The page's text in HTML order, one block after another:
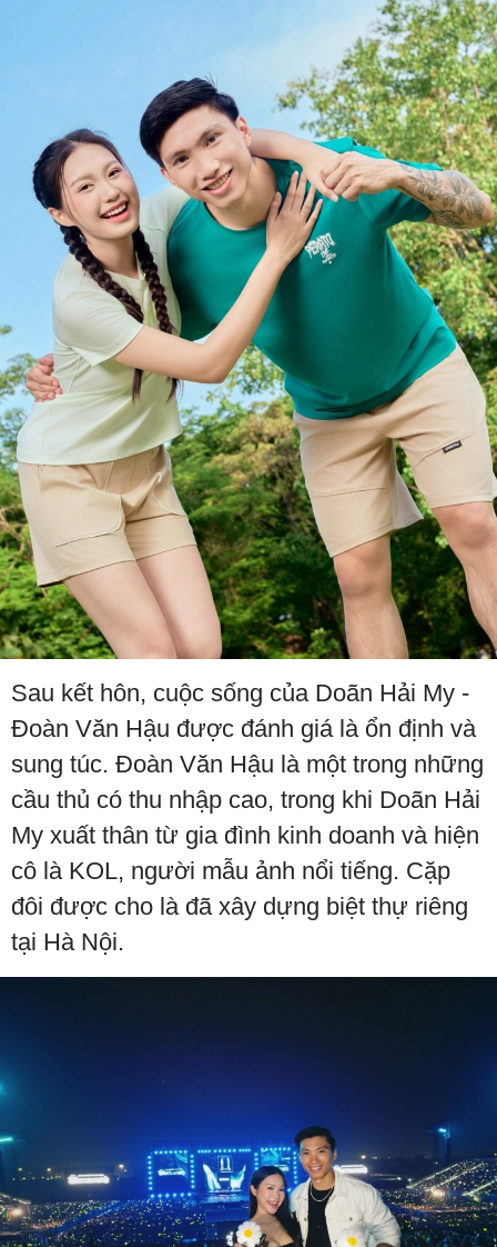
Sau kết hôn, cuộc sống của Doãn Hải My -
Đoàn Văn Hậu được đánh giá là ổn định và
sung túc. Đoàn Văn Hậu là một trong những
cầu thủ có thu nhập cao, trong khi Doãn Hải
My xuất thân từ gia đình kinh doanh và hiện
cô là KOL, người mẫu ảnh nổi tiếng. Cặp
đôi được cho là đã xây dựng biệt thự riêng
tại Hà Nội.